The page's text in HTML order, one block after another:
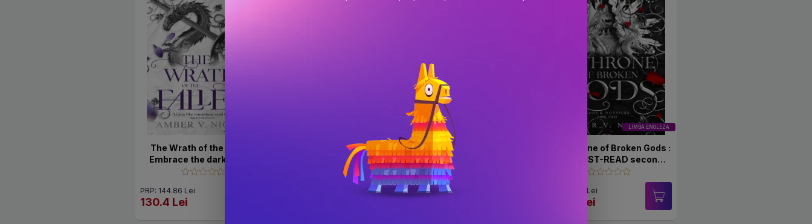
The Wrath of the Fallen :
Embrace the darkness in
the next spicy and epic
Monsters series!
PRP: 144.86 Lei
130.4 Lei
The Dawn of the Cursed
Queen
Cartea lui Azrael. Seria Zei
și monștri Vol.1
PRP: 115.23 Lei
92.2 Lei
LIMBA ENGLEZA
The Throne of Broken Gods :
The MUST-READ second
book in Amber Nicole's dark
romantasy series!
PRP: 79.59 Lei
69.49 Lei